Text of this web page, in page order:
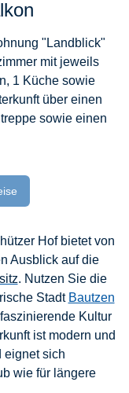
"Landblick"
mit jeweils
, 1 Küche sowie
über einen
sowie einen
Hof bietet von
Ausblick auf die
. Nutzen Sie die
Stadt Bautzen
Kultur
ist modern und
eignet sich
wie für längere